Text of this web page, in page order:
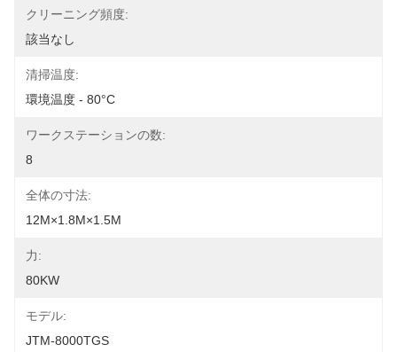
クリーニング頻度:
該当なし
清掃温度:
環境温度 - 80°C
ワークステーションの数:
8
全体の寸法:
12M×1.8M×1.5M
力:
80KW
モデル:
JTM-8000TGS